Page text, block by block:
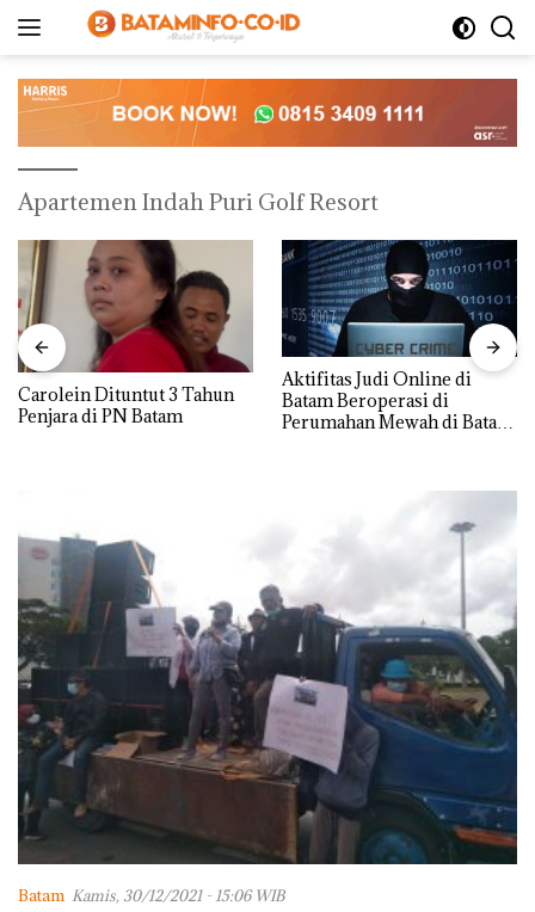
Apartemen Indah Puri Golf Resort
Carolein Dituntut 3 Tahun
Penjara di PN Batam
Aktifitas Judi Online di
Batam Beroperasi di
Perumahan Mewah di Batam
Batam Kamis, 30/12/2021 - 15:06 WIB